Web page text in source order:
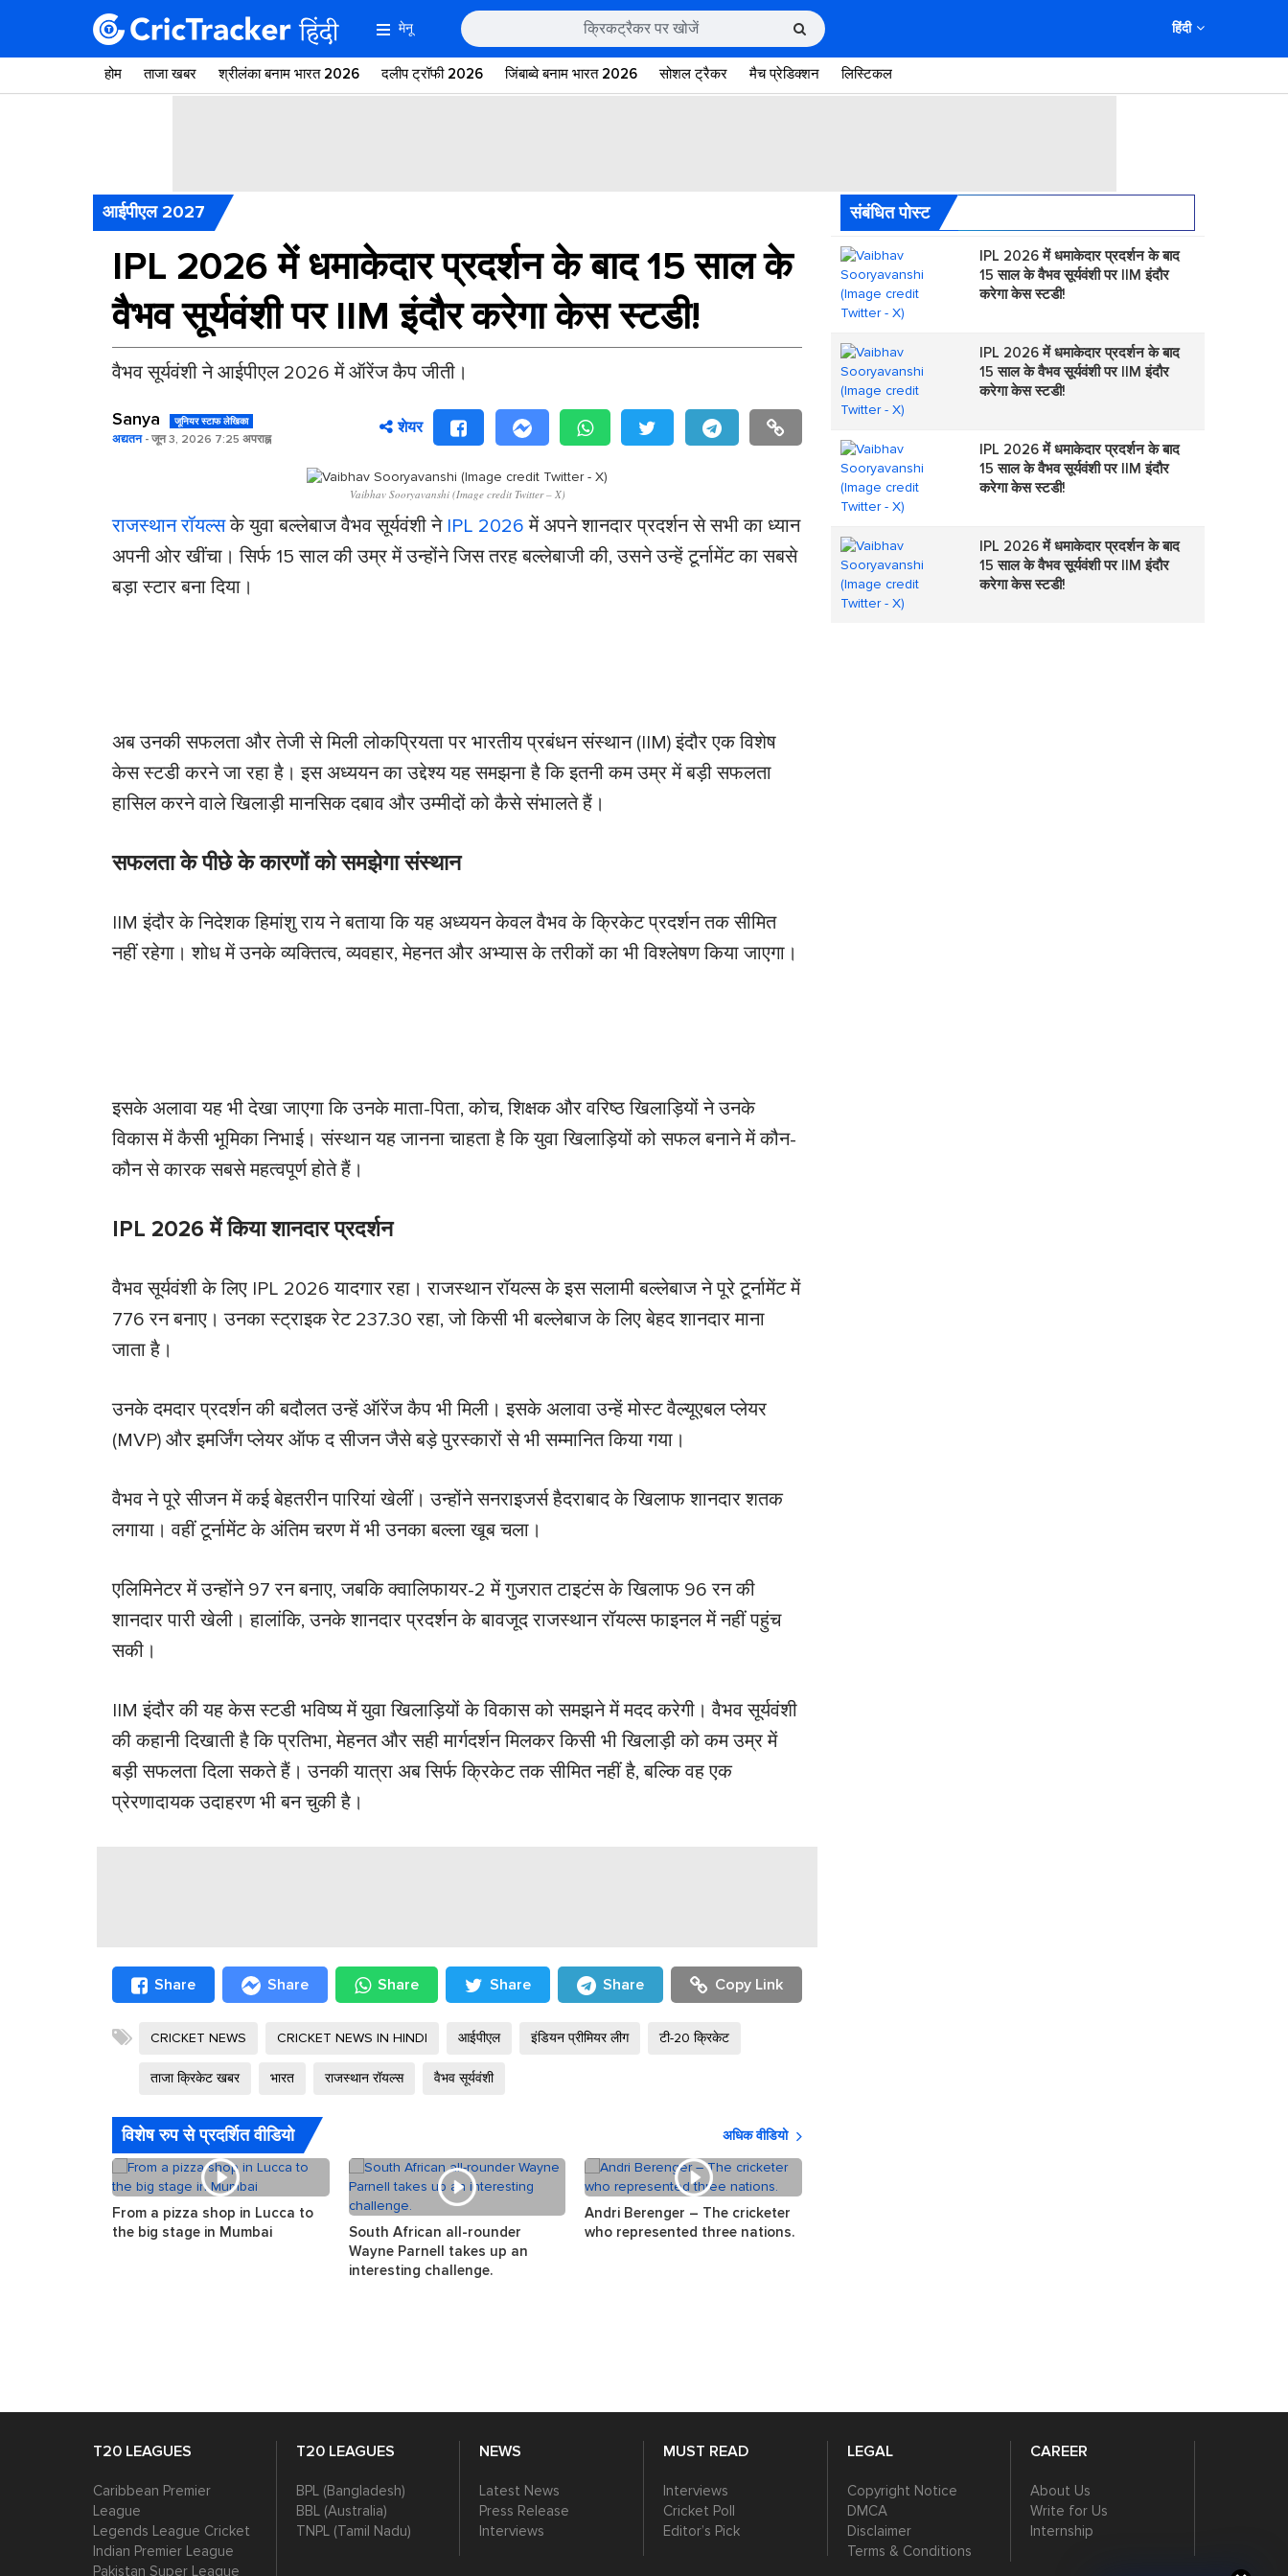
मेनू हिंदी
होम ताजा खबर श्रीलंका बनाम भारत 2026 दलीप ट्रॉफी 2026 जिंबाब्वे बनाम भारत 2026 सोशल ट्रैकर मैच प्रेडिक्शन लिस्टिकल
आईपीएल 2027
IPL 2026 में धमाकेदार प्रदर्शन के बाद 15 साल के
वैभव सूर्यवंशी पर IIM इंदौर करेगा केस स्टडी!
वैभव सूर्यवंशी ने आईपीएल 2026 में ऑरेंज कैप जीती।
Sanya जूनियर स्टाफ लेखिका
अद्यतन- जून 3, 2026 7:25 अपराह्न
शेयर
Vaibhav Sooryavanshi (Image credit Twitter – X)
राजस्थान रॉयल्सके युवा बल्लेबाज वैभव सूर्यवंशी ने IPL 2026 में अपने शानदार प्रदर्शन से सभी का ध्यान
अपनी ओर खींचा। सिर्फ 15 साल की उम्र में उन्होंने जिस तरह बल्लेबाजी की, उसने उन्हें टूर्नामेंट का सबसे
बड़ा स्टार बना दिया।
अब उनकी सफलता और तेजी से मिली लोकप्रियता पर भारतीय प्रबंधन संस्थान (IIM) इंदौर एक विशेष
केस स्टडी करने जा रहा है। इस अध्ययन का उद्देश्य यह समझना है कि इतनी कम उम्र में बड़ी सफलता
हासिल करने वाले खिलाड़ी मानसिक दबाव और उम्मीदों को कैसे संभालते हैं।
सफलता के पीछे के कारणों को समझेगा संस्थान
IIM इंदौर के निदेशक हिमांशु राय ने बताया कि यह अध्ययन केवल वैभव के क्रिकेट प्रदर्शन तक सीमित
नहीं रहेगा। शोध में उनके व्यक्तित्व, व्यवहार, मेहनत और अभ्यास के तरीकों का भी विश्लेषण किया जाएगा।
इसके अलावा यह भी देखा जाएगा कि उनके माता-पिता, कोच, शिक्षक और वरिष्ठ खिलाड़ियों ने उनके
विकास में कैसी भूमिका निभाई। संस्थान यह जानना चाहता है कि युवा खिलाड़ियों को सफल बनाने में कौन-
कौन से कारक सबसे महत्वपूर्ण होते हैं।
IPL 2026 में किया शानदार प्रदर्शन
वैभव सूर्यवंशी के लिए IPL 2026 यादगार रहा। राजस्थान रॉयल्स के इस सलामी बल्लेबाज ने पूरे टूर्नामेंट में
776 रन बनाए। उनका स्ट्राइक रेट 237.30 रहा, जो किसी भी बल्लेबाज के लिए बेहद शानदार माना
जाता है।
उनके दमदार प्रदर्शन की बदौलत उन्हें ऑरेंज कैप भी मिली। इसके अलावा उन्हें मोस्ट वैल्यूएबल प्लेयर
(MVP) और इमर्जिंग प्लेयर ऑफ द सीजन जैसे बड़े पुरस्कारों से भी सम्मानित किया गया।
वैभव ने पूरे सीजन में कई बेहतरीन पारियां खेलीं। उन्होंने सनराइजर्स हैदराबाद के खिलाफ शानदार शतक
लगाया। वहीं टूर्नामेंट के अंतिम चरण में भी उनका बल्ला खूब चला।
एलिमिनेटर में उन्होंने 97 रन बनाए, जबकि क्वालिफायर-2 में गुजरात टाइटंस के खिलाफ 96 रन की
शानदार पारी खेली। हालांकि, उनके शानदार प्रदर्शन के बावजूद राजस्थान रॉयल्स फाइनल में नहीं पहुंच
सकी।
IIM इंदौर की यह केस स्टडी भविष्य में युवा खिलाड़ियों के विकास को समझने में मदद करेगी। वैभव सूर्यवंशी
की कहानी दिखाती है कि प्रतिभा, मेहनत और सही मार्गदर्शन मिलकर किसी भी खिलाड़ी को कम उम्र में
बड़ी सफलता दिला सकते हैं। उनकी यात्रा अब सिर्फ क्रिकेट तक सीमित नहीं है, बल्कि वह एक
प्रेरणादायक उदाहरण भी बन चुकी है।
Share Share Share Share Share Copy Link
CRICKET NEWS CRICKET NEWS IN HINDI आईपीएल इंडियन प्रीमियर लीग टी-20 क्रिकेट
ताजा क्रिकेट खबर भारत राजस्थान रॉयल्स वैभव सूर्यवंशी
विशेष रुप से प्रदर्शित वीडियो अधिक वीडियो
From a pizza shop in Lucca to
the big stage in Mumbai
South African all-rounder
Wayne Parnell takes up an
interesting challenge.
Andri Berenger – The cricketer
who represented three nations.
संबंधित पोस्ट
IPL 2026 में धमाकेदार प्रदर्शन के बाद
15 साल के वैभव सूर्यवंशी पर IIM इंदौर
करेगा केस स्टडी!
IPL 2026 में धमाकेदार प्रदर्शन के बाद
15 साल के वैभव सूर्यवंशी पर IIM इंदौर
करेगा केस स्टडी!
IPL 2026 में धमाकेदार प्रदर्शन के बाद
15 साल के वैभव सूर्यवंशी पर IIM इंदौर
करेगा केस स्टडी!
IPL 2026 में धमाकेदार प्रदर्शन के बाद
15 साल के वैभव सूर्यवंशी पर IIM इंदौर
करेगा केस स्टडी!
T20 LEAGUES
Caribbean Premier
League
Legends League Cricket
Indian Premier League
Pakistan Super League
T20 LEAGUES
BPL (Bangladesh)
BBL (Australia)
TNPL (Tamil Nadu)
NEWS
Latest News
Press Release
Interviews
MUST READ
Interviews
Cricket Poll
Editor’s Pick
LEGAL
Copyright Notice
DMCA
Disclaimer
Terms & Conditions
CAREER
About Us
Write for Us
Internship